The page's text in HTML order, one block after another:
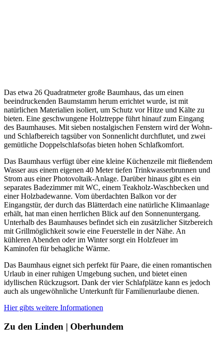
Das etwa 26 Quadratmeter große Baumhaus, das um einen
beeindruckenden Baumstamm herum errichtet wurde, ist mit
natürlichen Materialien isoliert, um Schutz vor Hitze und Kälte zu
bieten. Eine geschwungene Holztreppe führt hinauf zum Eingang
des Baumhauses. Mit sieben nostalgischen Fenstern wird der Wohn-
und Schlafbereich tagsüber von Sonnenlicht durchflutet, und zwei
gemütliche Doppelschlafsofas bieten hohen Schlafkomfort.
Das Baumhaus verfügt über eine kleine Küchenzeile mit fließendem
Wasser aus einem eigenen 40 Meter tiefen Trinkwasserbrunnen und
Strom aus einer Photovoltaik-Anlage. Darüber hinaus gibt es ein
separates Badezimmer mit WC, einem Teakholz-Waschbecken und
einer Holzbadewanne. Vom überdachten Balkon vor der
Eingangstür, der durch das Blätterdach eine natürliche Klimaanlage
erhält, hat man einen herrlichen Blick auf den Sonnenuntergang.
Unterhalb des Baumhauses befindet sich ein zusätzlicher Sitzbereich
mit Grillmöglichkeit sowie eine Feuerstelle in der Nähe. An
kühleren Abenden oder im Winter sorgt ein Holzfeuer im
Kaminofen für behagliche Wärme.
Das Baumhaus eignet sich perfekt für Paare, die einen romantischen
Urlaub in einer ruhigen Umgebung suchen, und bietet einen
idyllischen Rückzugsort. Dank der vier Schlafplätze kann es jedoch
auch als ungewöhnliche Unterkunft für Familienurlaube dienen.
Hier gibts weitere Informationen
Zu den Linden | Oberhundem